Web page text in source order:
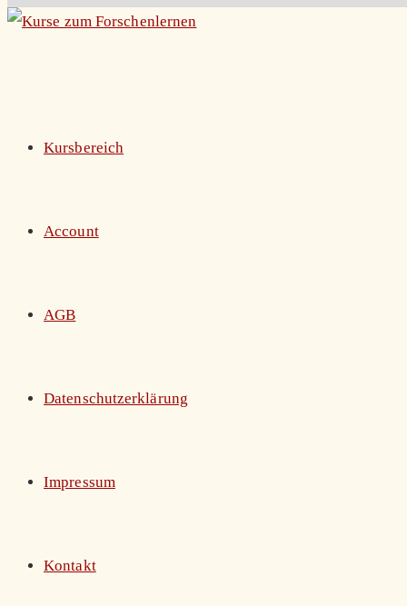
Zum
Kursbereich
Account
AGB
Datenschutzerklärung
Impressum
Kontakt